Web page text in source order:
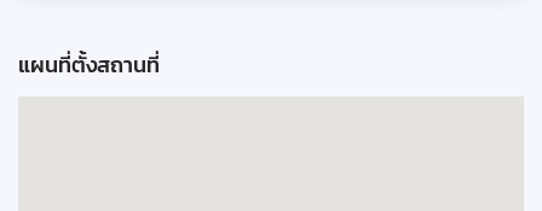
แผนที่ตั้งสถานที่